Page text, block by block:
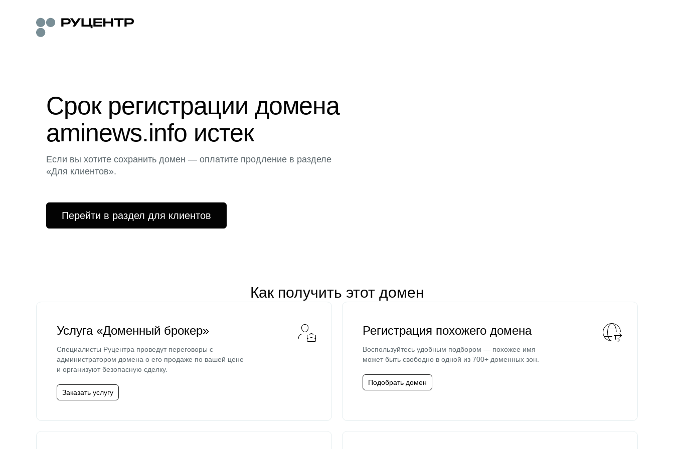
Срок регистрации домена
aminews.info истек
Если вы хотите сохранить домен — оплатите продление в разделе
«Для клиентов».
Перейти в раздел для клиентов
Как получить этот домен
Услуга «Доменный брокер»
Специалисты Руцентра проведут переговоры с
администратором домена о его продаже по вашей цене
и организуют безопасную сделку.
Заказать услугу
Регистрация похожего домена
Воспользуйтесь удобным подбором — похожее имя
может быть свободно в одной из 700+ доменных зон.
Подобрать домен